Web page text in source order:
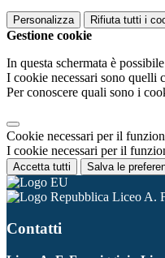
Personalizza Rifiuta tutti i
Gestione cookie
In questa schermata è
I cookie necessari sono quelli
Per conoscere quali sono i
Cookie necessari per il
I cookie necessari per il
Accetta tutti Salva le
Liceo A.
Contatti